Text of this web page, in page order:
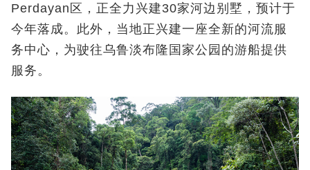
Perdayan区，正全力兴建30家河边别墅，预计于
今年落成。此外，当地正兴建一座全新的河流服
务中心，为驶往乌鲁淡布隆国家公园的游船提供
服务。